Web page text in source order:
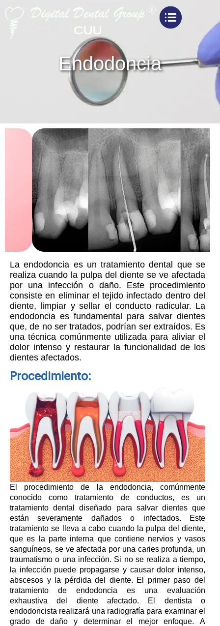
Endodoncia
La endodoncia es un tratamiento dental que se
realiza cuando la pulpa del diente se ve afectada
por una infección o daño. Este procedimiento
consiste en eliminar el tejido infectado dentro del
diente, limpiar y sellar el conducto radicular. La
endodoncia es fundamental para salvar dientes
que, de no ser tratados, podrían ser extraídos. Es
una técnica comúnmente utilizada para aliviar el
dolor intenso y restaurar la funcionalidad de los
dientes afectados.
Procedimiento:
El procedimiento de la endodoncia, comúnmente
conocido como tratamiento de conductos, es un
tratamiento dental diseñado para salvar dientes que
están severamente dañados o infectados. Este
tratamiento se lleva a cabo cuando la pulpa del diente,
que es la parte interna que contiene nervios y vasos
sanguíneos, se ve afectada por una caries profunda, un
traumatismo o una infección. Si no se realiza a tiempo,
la infección puede propagarse y causar dolor intenso,
abscesos y la pérdida del diente. El primer paso del
tratamiento de endodoncia es una evaluación
exhaustiva del diente afectado. El dentista o
endodoncista realizará una radiografía para examinar el
grado de daño y determinar el mejor enfoque. A